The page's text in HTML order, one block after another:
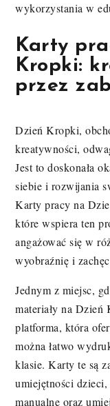
wykorzystania w
Karty
Kropki:
przez
Dzień Kropki,
kreatywności,
Jest to doskonała
siebie i rozwijania
Karty pracy na
które wspiera ten
angażować się w
wyobraźnię i
Jednym z miejsc,
materiały na
platforma, która
można łatwo
klasie. Karty te są
umiejętności
manualne oraz